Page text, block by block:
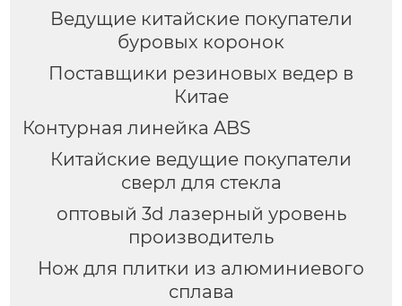
Ведущие китайские покупатели
буровых коронок
Поставщики резиновых ведер в
Китае
Контурная линейка ABS
Китайские ведущие покупатели
сверл для стекла
оптовый 3d лазерный уровень
производитель
Нож для плитки из алюминиевого
сплава